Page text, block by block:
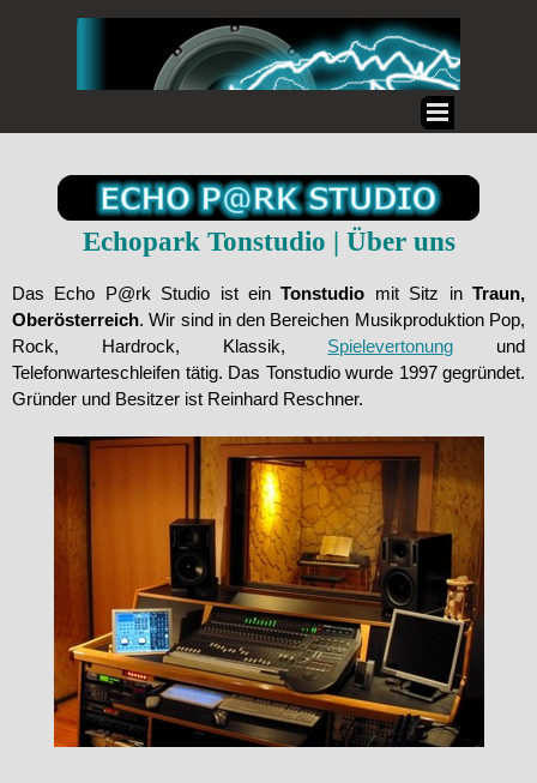
EchoparkTonstudio | Über uns
Das Echo P@rk Studio ist einTonstudio mit Sitz inTraun,
Oberösterreich. Wir sind in den Bereichen Musikproduktion Pop,
Rock, Hardrock, Klassik, Spielevertonung und
Telefonwarteschleifen tätig. Das Tonstudio wurde 1997 gegründet.
Gründer und Besitzer ist Reinhard Reschner.